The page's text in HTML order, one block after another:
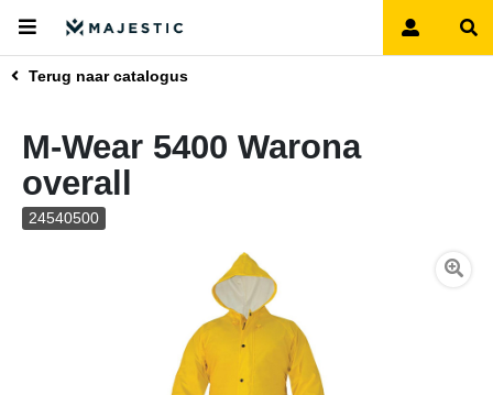
Terug naar catalogus
M-Wear 5400 Warona
overall
24540500